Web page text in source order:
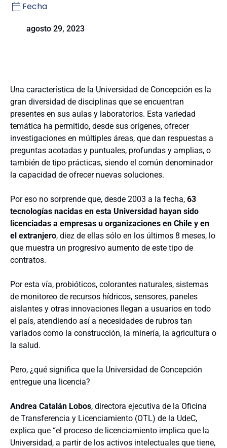
Fecha
agosto 29, 2023
Una característica de la Universidad de Concepción es la
gran diversidad de disciplinas que se encuentran
presentes en sus aulas y laboratorios. Esta variedad
temática ha permitido, desde sus orígenes, ofrecer
investigaciones en múltiples áreas, que dan respuestas a
preguntas acotadas y puntuales, profundas y amplias, o
también de tipo prácticas, siendo el común denominador
la capacidad de ofrecer nuevas soluciones.
Por eso no sorprende que, desde 2003 a la fecha, 63
tecnologías nacidas en esta Universidad hayan sido
licenciadas a empresas u organizaciones en Chile y en
el extranjero, diez de ellas sólo en los últimos 8 meses, lo
que muestra un progresivo aumento de este tipo de
contratos.
Por esta vía, probióticos, colorantes naturales, sistemas
de monitoreo de recursos hídricos, sensores, paneles
aislantes y otras innovaciones llegan a usuarios en todo
el país, atendiendo así a necesidades de rubros tan
variados como la construcción, la minería, la agricultura o
la salud.
Pero, ¿qué significa que la Universidad de Concepción
entregue una licencia?
Andrea Catalán Lobos, directora ejecutiva de la Oficina
de Transferencia y Licenciamiento (OTL) de la UdeC,
explica que “el proceso de licenciamiento implica que la
Universidad, a partir de los activos intelectuales que tiene,